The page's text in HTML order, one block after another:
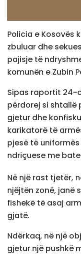
Policia e Kosovës
zbuluar dhe
pajisje të
komunën e Zubin
Sipas raportit 24-
përdorej si shtallë
gjetur dhe
karikatorë të
pjesë të
ndriçuese me
Në një rast tjetër,
njëjtën zonë, janë
fishekë të asaj
gjatë.
Ndërkaq, në një
gjetur një pushkë